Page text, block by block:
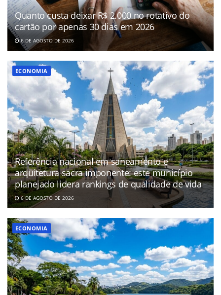
Quanto custa deixar R$ 2.000 no rotativo do
cartão por apenas 30 dias em 2026
6 DE AGOSTO DE 2026
ECONOMIA
Referência nacional em saneamento e
arquitetura sacra imponente: este município
planejado lidera rankings de qualidade de vida
6 DE AGOSTO DE 2026
ECONOMIA